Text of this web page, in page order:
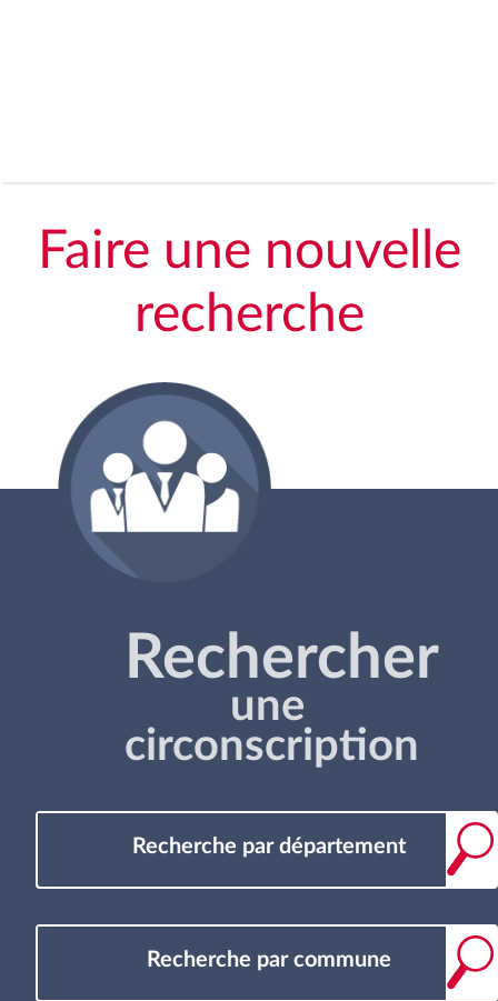
Faire une nouvelle
recherche
Rechercher
une
circonscription
Recherche par département
Recherche par commune